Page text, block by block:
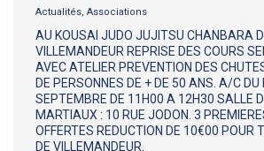
Actualités, Associations
AU KOUSAI JUDO JUJITSU CHANBARA
VILLEMANDEUR REPRISE DES COURS
AVEC ATELIER PREVENTION DES
DE PERSONNES DE + DE 50 ANS. A/C DU
SEPTEMBRE DE 11H00 A 12H30 SALLE
MARTIAUX : 10 RUE JODON. 3
OFFERTES REDUCTION DE 10€00 POUR
DE VILLEMANDEUR.